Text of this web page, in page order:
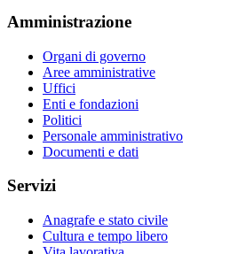
Amministrazione
Organi di governo
Aree amministrative
Uffici
Enti e fondazioni
Politici
Personale amministrativo
Documenti e dati
Servizi
Anagrafe e stato civile
Cultura e tempo libero